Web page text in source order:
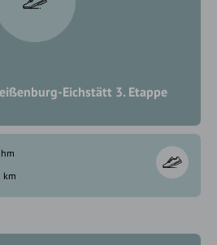
Eichstätt 3. Etappe
km